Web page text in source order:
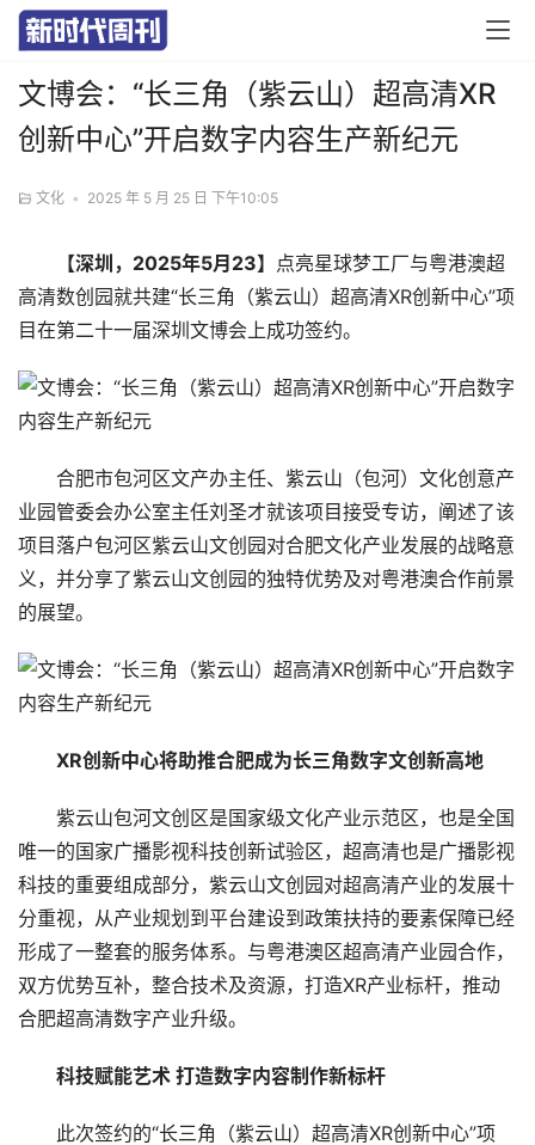
文博会：“长三角（紫云山）超高清XR
创新中心”开启数字内容生产新纪元
文化 • 2025 年 5 月 25 日 下午10:05
【深圳，2025年5月23】 点亮星球梦工厂与粤港澳超
高清数创园就共建“长三角（紫云山）超高清XR创新中心”项
目在第二十一届深圳文博会上成功签约。
合肥市包河区文产办主任、紫云山（包河）文化创意产
业园管委会办公室主任刘圣才就该项目接受专访，阐述了该
项目落户包河区紫云山文创园对合肥文化产业发展的战略意
义，并分享了紫云山文创园的独特优势及对粤港澳合作前景
的展望。
XR创新中心将助推合肥成为长三角数字文创新高地
紫云山包河文创区是国家级文化产业示范区，也是全国
唯一的国家广播影视科技创新试验区，超高清也是广播影视
科技的重要组成部分，紫云山文创园对超高清产业的发展十
分重视，从产业规划到平台建设到政策扶持的要素保障已经
形成了一整套的服务体系。与粤港澳区超高清产业园合作，
双方优势互补，整合技术及资源，打造XR产业标杆，推动
合肥超高清数字产业升级。
科技赋能艺术 打造数字内容制作新标杆
此次签约的“长三角（紫云山）超高清XR创新中心”项